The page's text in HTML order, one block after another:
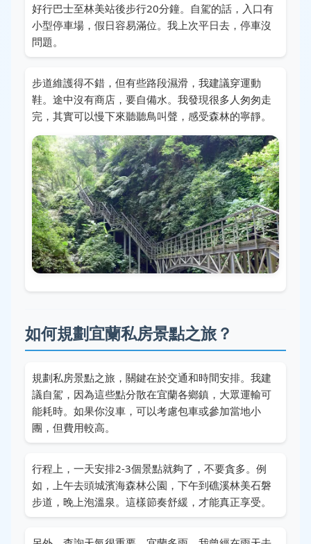
好行巴士至林美站後步行20分鐘。自駕的話，入口有
小型停車場，假日容易滿位。我上次平日去，停車沒
問題。
步道維護得不錯，但有些路段濕滑，我建議穿運動
鞋。途中沒有商店，要自備水。我發現很多人匆匆走
完，其實可以慢下來聽聽鳥叫聲，感受森林的寧靜。
如何規劃宜蘭私房景點之旅？
規劃私房景點之旅，關鍵在於交通和時間安排。我建
議自駕，因為這些點分散在宜蘭各鄉鎮，大眾運輸可
能耗時。如果你沒車，可以考慮包車或參加當地小
團，但費用較高。
行程上，一天安排2-3個景點就夠了，不要貪多。例
如，上午去頭城濱海森林公園，下午到礁溪林美石磐
步道，晚上泡溫泉。這樣節奏舒緩，才能真正享受。